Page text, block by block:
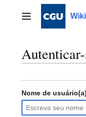
Menu principal
Nome de usuário(a)